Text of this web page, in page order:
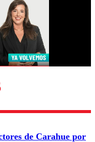
de Carahue por